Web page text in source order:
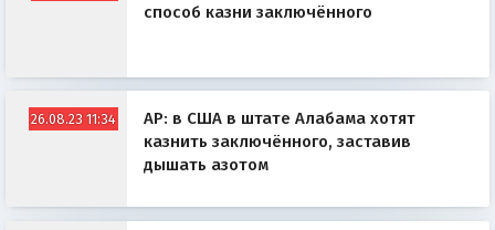
способ казни заключённого
26.08.23 11:34
AP: в США в штате Алабама хотят
казнить заключённого, заставив
дышать азотом